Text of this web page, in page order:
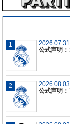
公式声明
公式声明